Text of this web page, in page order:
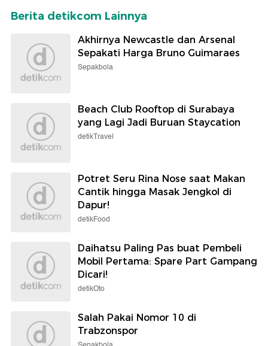
Berita detikcom Lainnya
Akhirnya Newcastle dan Arsenal
Sepakati Harga Bruno Guimaraes
Sepakbola
Beach Club Rooftop di Surabaya
yang Lagi Jadi Buruan Staycation
detikTravel
Potret Seru Rina Nose saat Makan
Cantik hingga Masak Jengkol di
Dapur!
detikFood
Daihatsu Paling Pas buat Pembeli
Mobil Pertama: Spare Part Gampang
Dicari!
detikOto
Salah Pakai Nomor 10 di
Trabzonspor